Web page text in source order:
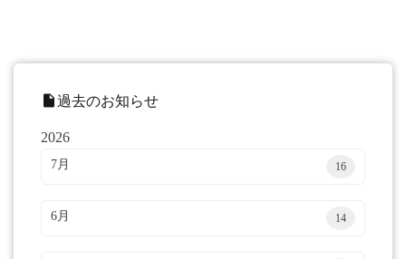
insert_drive_file過去のお知らせ
2026
7月 16
6月 14